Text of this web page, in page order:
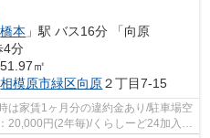
橋本 」駅 バス16分 「向原
4分
㎡
相模原市緑区向原２丁目7-15
は家賃1ヶ月分の違約金あり/駐車場空
20,000円(2年毎)/くらしーど24加入：